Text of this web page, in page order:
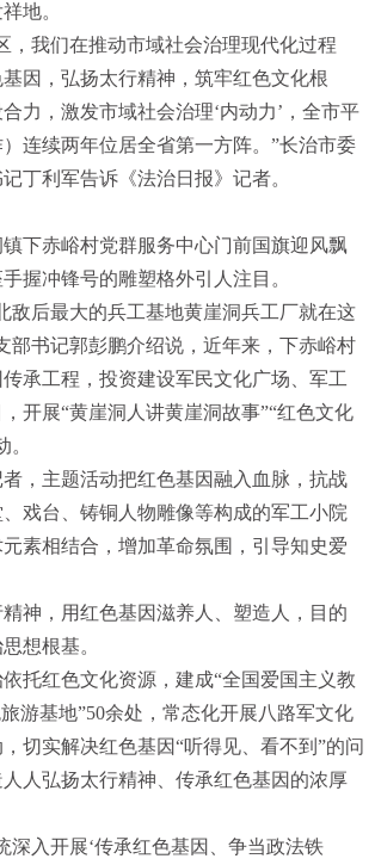
地。
，我们在推动市域社会治理现代化过程
因，弘扬太行精神，筑牢红色文化根
力，激发市域社会治理‘内动力’ ，全市平
连续两年位居全省第一方阵。 ”长治市委
丁利军告诉《法治日报》记者。
赤峪村党群服务中心门前国旗迎风飘
握冲锋号的雕塑格外引人注目。
敌后最大的兵工基地黄崖洞兵工厂就在这
部书记郭彭鹏介绍说，近年来，下赤峪村
承工程，投资建设军民文化广场、军工
开展“黄崖洞人讲黄崖洞故事”“红色文化
。
主题活动把红色基因融入血脉，抗战
戏台、铸铜人物雕像等构成的军工小院
素相结合，增加革命氛围，引导知史爱
，用红色基因滋养人、塑造人，目的
想根基。
红色文化资源，建成“全国爱国主义教
游基地”50余处，常态化开展八路军文化
切实解决红色基因“听得见、看不到 ”的问
人弘扬太行精神、传承红色基因的浓厚
深入开展‘传承红色基因、争当政法铁